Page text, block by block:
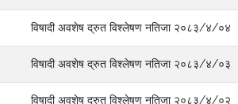
विषादी अवशेष द्रुत विश्लेषण नतिजा २०८३/४/०४
विषादी अवशेष द्रुत विश्लेषण नतिजा २०८३/४/०३
विषादी अवशेष द्रुत विश्लेषण नतिजा २०८३/४/०२